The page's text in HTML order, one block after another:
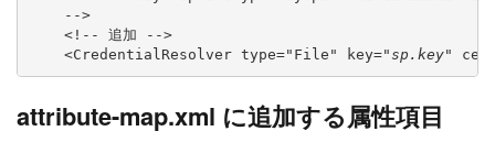
    -->
<!-- 追加 -->
    <CredentialResolver type="File" key="
sp.key"
attribute-map.xml に追加する属性項目